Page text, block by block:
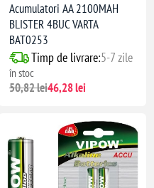
Acumulatori AA 2100MAH
BLISTER 4BUC VARTA
BAT0253
Timp de livrare:5-7 zile
în stoc
50,82 lei46,28 lei